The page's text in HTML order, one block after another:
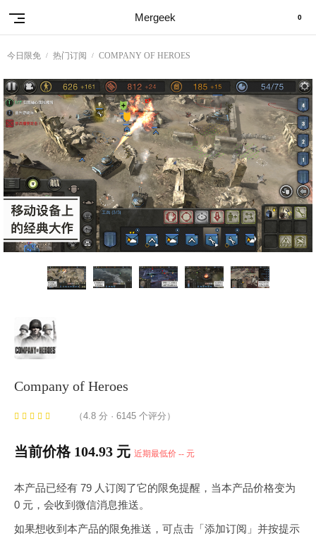
Mergeek 0
今日限免 热门订阅 COMPANY OF HEROES
Company of Heroes
（4.8 分 · 6145 个评分）
当前价格 104.93 元 近期最低价 -- 元
本产品已经有 79 人订阅了它的限免提醒，当本产品价格变为
0 元，会收到微信消息推送。
如果想收到本产品的限免推送，可点击「添加订阅」并按提示